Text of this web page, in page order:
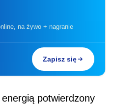
na żywo + nagranie
Zapisz się
potwierdzony